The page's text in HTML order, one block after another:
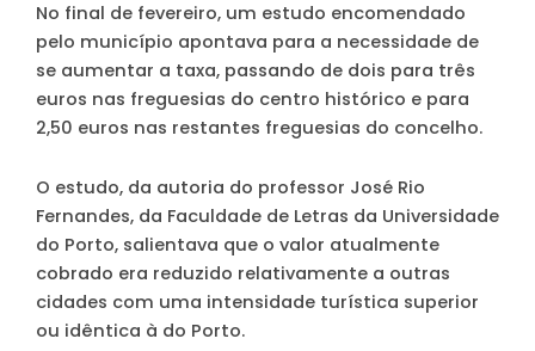
No final de fevereiro, um estudo encomendado
pelo município apontava para a necessidade de
se aumentar a taxa, passando de dois para três
euros nas freguesias do centro histórico e para
2,50 euros nas restantes freguesias do concelho.
O estudo, da autoria do professor José Rio
Fernandes, da Faculdade de Letras da Universidade
do Porto, salientava que o valor atualmente
cobrado era reduzido relativamente a outras
cidades com uma intensidade turística superior
ou idêntica à do Porto.